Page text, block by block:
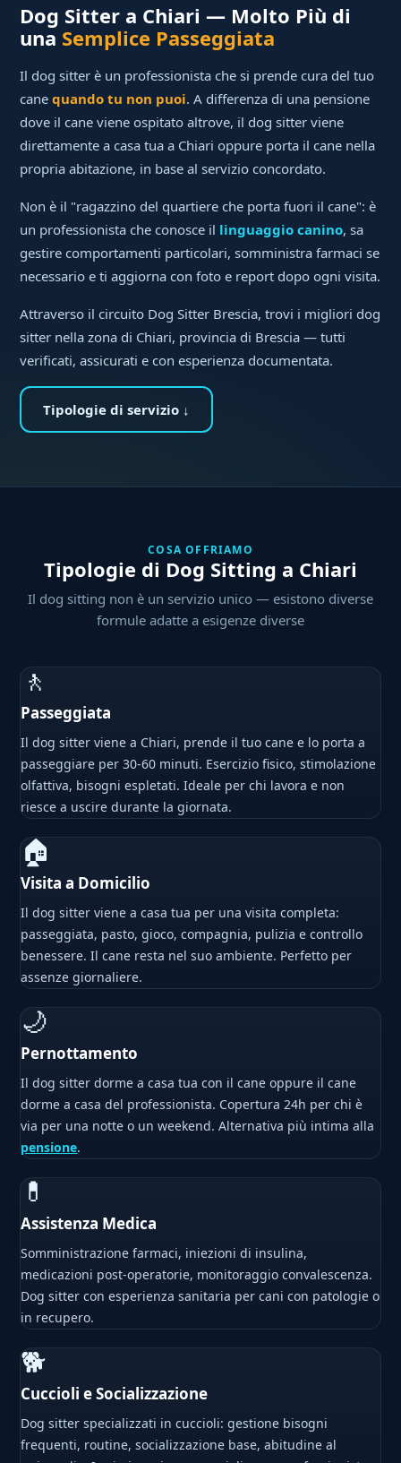
Dog Sitter a Chiari — Molto Più di
una Semplice Passeggiata
Il dog sitter è un professionista che si prende cura del tuo
canequando tu non puoi. A differenza di una pensione
dove il cane viene ospitato altrove, il dog sitter viene
direttamente a casa tua a Chiari oppure porta il cane nella
propria abitazione, in base al servizio concordato.
Non è il "ragazzino del quartiere che porta fuori il cane": è
un professionista che conosce il linguaggio canino, sa
gestire comportamenti particolari, somministra farmaci se
necessario e ti aggiorna con foto e report dopo ogni visita.
Attraverso il circuito Dog Sitter Brescia, trovi i migliori dog
sitter nella zona di Chiari, provincia di Brescia — tutti
verificati, assicurati e con esperienza documentata.
Tipologie di servizio ↓
COSA OFFRIAMO
Tipologie di Dog Sitting a Chiari
Il dog sitting non è un servizio unico — esistono diverse
formule adatte a esigenze diverse
🚶
Passeggiata
Il dog sitter viene a Chiari, prende il tuo cane e lo porta a
passeggiare per 30-60 minuti. Esercizio fisico, stimolazione
olfattiva, bisogni espletati. Ideale per chi lavora e non
riesce a uscire durante la giornata.
🏠
Visita a Domicilio
Il dog sitter viene a casa tua per una visita completa:
passeggiata, pasto, gioco, compagnia, pulizia e controllo
benessere. Il cane resta nel suo ambiente. Perfetto per
assenze giornaliere.
🌙
Pernottamento
Il dog sitter dorme a casa tua con il cane oppure il cane
dorme a casa del professionista. Copertura 24h per chi è
via per una notte o un weekend. Alternativa più intima alla
pensione.
💊
Assistenza Medica
Somministrazione farmaci, iniezioni di insulina,
medicazioni post-operatorie, monitoraggio convalescenza.
Dog sitter con esperienza sanitaria per cani con patologie o
in recupero.
🐕
Cuccioli e Socializzazione
Dog sitter specializzati in cuccioli: gestione bisogni
frequenti, routine, socializzazione base, abitudine al